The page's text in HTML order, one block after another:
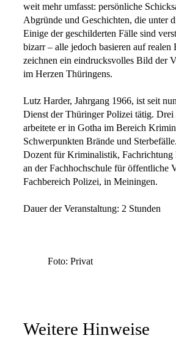
weit mehr umfasst: persönliche
Abgründe und Geschichten, die unter
Einige der geschilderten Fälle sind
bizarr – alle jedoch basieren auf realen
zeichnen ein eindrucksvolles Bild der
im Herzen Thüringens.
Lutz Harder, Jahrgang 1966, ist seit
Dienst der Thüringer Polizei tätig. Drei
arbeitete er in Gotha im Bereich
Schwerpunkten Brände und
Dozent für Kriminalistik,
an der Fachhochschule für öffentliche
Fachbereich Polizei, in Meiningen.
Dauer der Veranstaltung: 2 Stunden
Foto: Privat
Weitere Hinweise